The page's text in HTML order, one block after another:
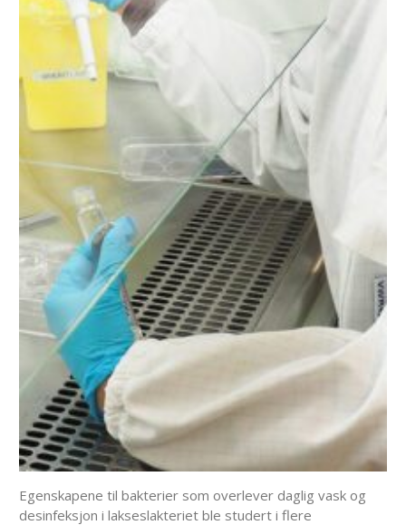
Egenskapene til bakterier som overlever daglig vask og
desinfeksjon i lakseslakteriet ble studert i flere